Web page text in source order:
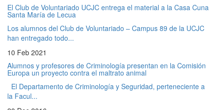
El Club de Voluntariado UCJC entrega el material a la Casa Cuna
Santa María de Lecua
Los alumnos del Club de Voluntariado – Campus 89 de la UCJC
han entregado todo...
10 Feb 2021
Alumnos y profesores de Criminología presentan en la Comisión
Europa un proyecto contra el maltrato animal
El Departamento de Criminología y Seguridad, perteneciente a
la Facul...